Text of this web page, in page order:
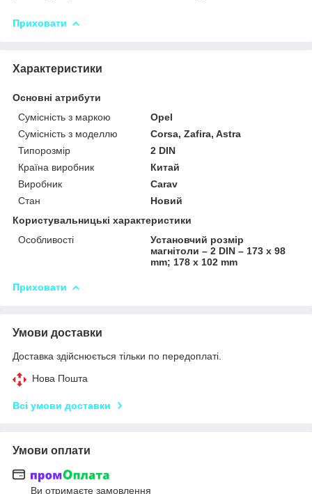
Приховати
Характеристики
Основні атрибути
Сумісність з маркою
Opel
Сумісність з моделлю
Corsa, Zafira, Astra
Типорозмір
2 DIN
Країна виробник
Китай
Виробник
Carav
Стан
Новий
Користувальницькі характеристики
Особливості
Установчий розмір
магнітоли – 2 DIN – 173 x 98
mm; 178 x 102 mm
Приховати
Умови доставки
Доставка здійснюється тільки по передоплаті.
Нова Пошта
Всі умови доставки
Умови оплати
Ви отримаєте замовлення